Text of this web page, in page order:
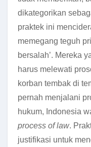
dikategorikan
praktek ini
memegang teguh
bersalah’. Mereka
harus melewati
korban tembak di
pernah menjalani
hukum, Indonesia
process of law.
justifikasi untuk